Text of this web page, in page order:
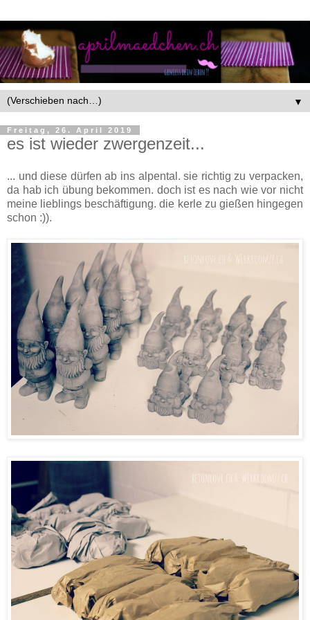
▼
Freitag, 26. April 2019
es ist wieder zwergenzeit...
... und diese dürfen ab ins alpental. sie richtig zu verpacken,
da hab ich übung bekommen. doch ist es nach wie vor nicht
meine lieblings beschäftigung. die kerle zu gießen hingegen
schon :)).